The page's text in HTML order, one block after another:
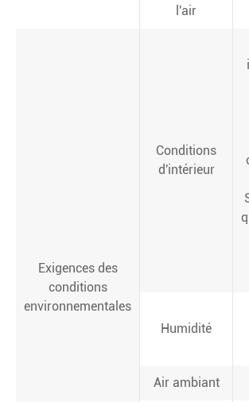
l'air
Exigences des
conditions
environnementales
Conditions
d'intérieur
Humidité
Air ambiant